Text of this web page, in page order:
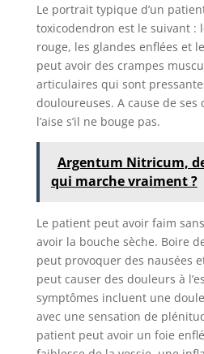
Le portrait typique d’un
toxicodendron est le suivant :
rouge, les glandes enflées et
peut avoir des crampes
articulaires qui sont
douloureuses. A cause de ses
l’aise s’il ne bouge pas.
Argentum Nitricum,
qui marche vraiment ?
Le patient peut avoir faim
avoir la bouche sèche. Boire
peut provoquer des nausées
peut causer des douleurs à
symptômes incluent une
avec une sensation de
patient peut avoir un foie